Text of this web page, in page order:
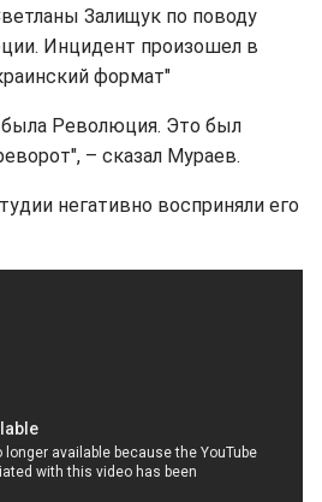
Залищук по поводу
Инцидент произошел в
формат"
была Революция. Это был
– сказал Мураев.
негативно восприняли его